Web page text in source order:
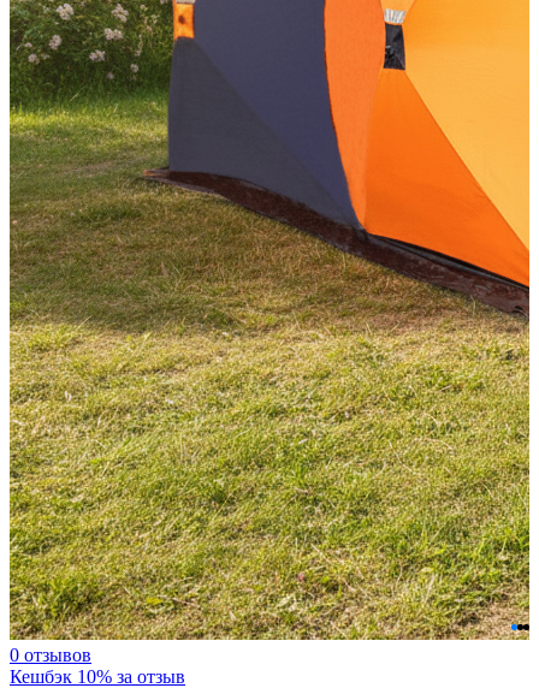
0 отзывов
Кешбэк 10% за отзыв